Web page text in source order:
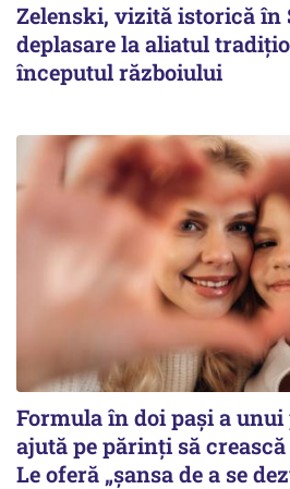
Zelenski, vizită istorică în
deplasare la aliatul
începutul războiului
Formula în doi pași a
ajută pe părinți să
Le oferă „șansa de a se